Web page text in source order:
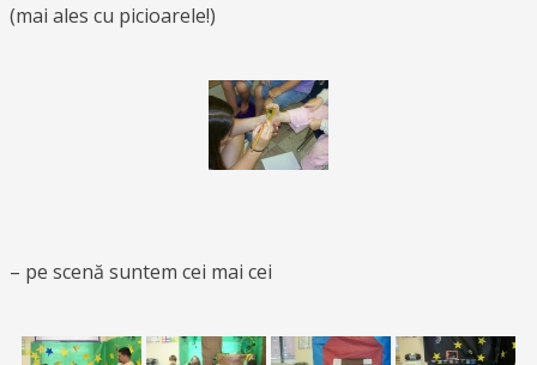
(mai ales cu picioarele!)
– pe scenă suntem cei mai cei